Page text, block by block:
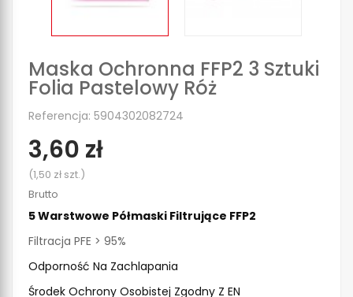
Maska Ochronna FFP2 3 Sztuki
Folia Pastelowy Róż
Referencja: 5904302082724
3,60 zł
(1,50 zł szt.)
Brutto
5 Warstwowe Półmaski Filtrujące FFP2
Filtracja PFE > 95%
Odporność Na Zachlapania
Środek Ochrony Osobistej Zgodny Z EN